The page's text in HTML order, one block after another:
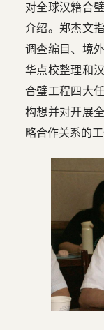
对全球汉籍合
介绍。郑杰文
调查编目、境
华点校整理和
合璧工程四大
构想并对开展
略合作关系的